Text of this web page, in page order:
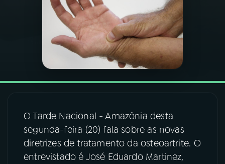
PODCASTS
VIDEOCASTS
FESTIVAL DE MÚSICA
ACOMPANHE A RÁDIO NACIONAL
O Tarde Nacional - Amazônia desta
segunda-feira (20) fala sobre as novas
diretrizes de tratamento da osteoartrite. O
entrevistado é José Eduardo Martinez,